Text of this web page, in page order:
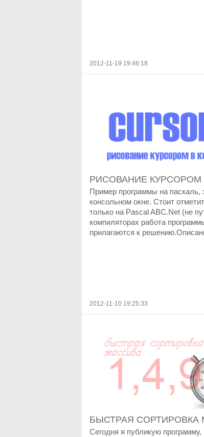
2012-11-19 19:46:18
РИСОВАНИЕ
Пример программы на паскаль,
консольном окне. Стоит
только на Pascal ABC.Net (не
компиляторах работа
прилагаются к
2012-11-10 19:25:33
БЫСТРАЯ СОРТИРОВКА
Сегодня я публикую